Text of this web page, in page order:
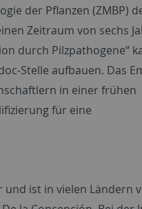
der Pflanzen (ZMBP)
Zeitraum von sechs
durch Pilzpathogene“
Stelle aufbauen. Das
in einer frühen
für eine
und ist in vielen Ländern